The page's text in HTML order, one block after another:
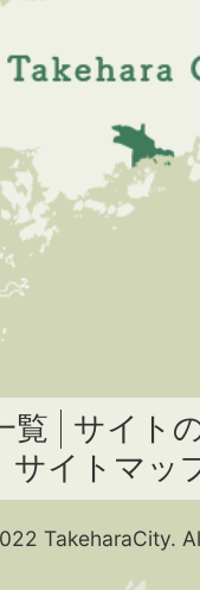
覧
サイト
サイトマッ
TakeharaCity.